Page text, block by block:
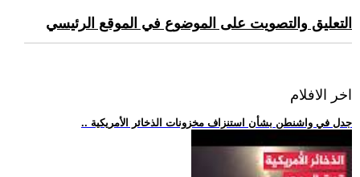
التعليق والتصويت على الموضوع في الموقع الرئيسي
اخر الافلام
.. جدل في واشنطن بشأن استنزاف مخزونات الذخائر الأمريكية